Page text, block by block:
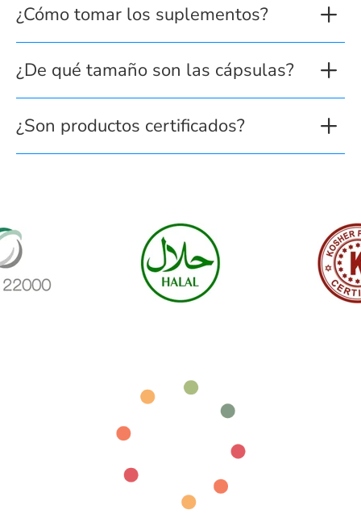
¿Cómo tomar los suplementos?
¿De qué tamaño son las cápsulas?
¿Son productos certificados?